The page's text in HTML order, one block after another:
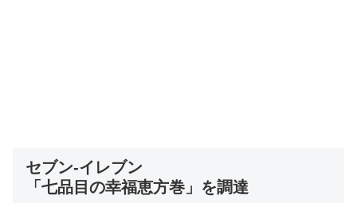
セブン-イレブン
「七品目の幸福恵方巻」を調達